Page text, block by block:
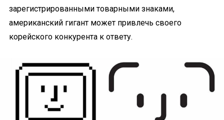
зарегистрированными товарными знаками,
американский гигант может привлечь своего
корейского конкурента к ответу.